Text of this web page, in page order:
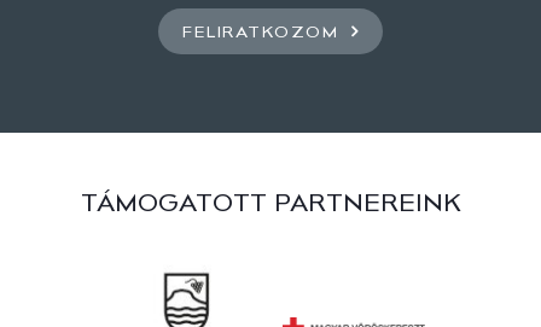
FELIRATKOZOM
TÁMOGATOTT PARTNEREINK